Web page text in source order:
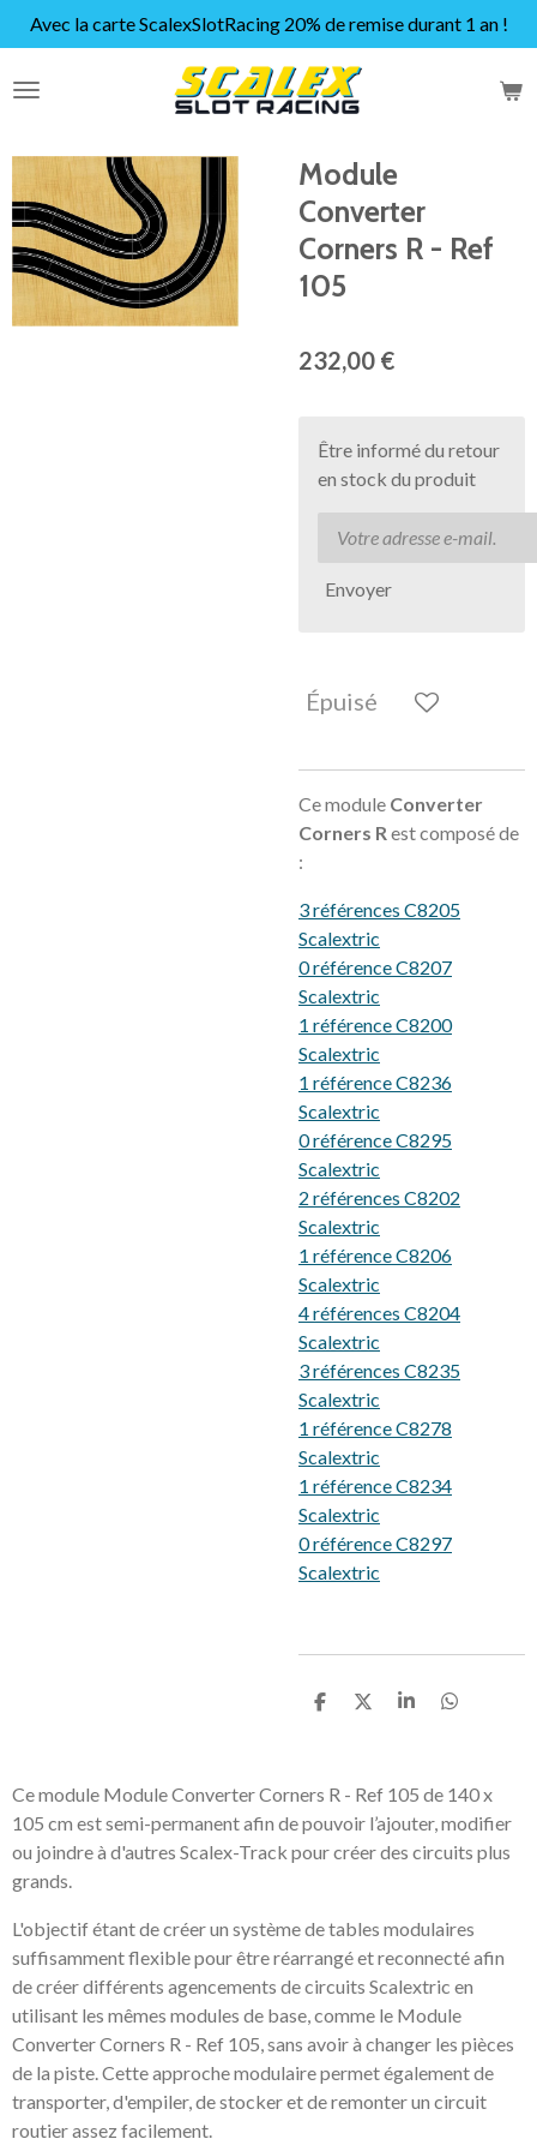
Passer
au
contenu
Avec la carte ScalexSlotRacing 20% de remise durant 1 an !
Module
Converter
Corners R - Ref
105
232,00 €
Être informé du retour
en stock du produit
Envoyer
Épuisé
Ce module Converter
Corners R est composé de
:
3 références C8205
Scalextric
0 référence C8207
Scalextric
1 référence C8200
Scalextric
1 référence C8236
Scalextric
0 référence C8295
Scalextric
2 références C8202
Scalextric
1 référence C8206
Scalextric
4 références C8204
Scalextric
3 références C8235
Scalextric
1 référence C8278
Scalextric
1 référence C8234
Scalextric
0 référence C8297
Scalextric
P
g
e
P
a
g
e
P
a
g
e
P
a
g
e
Ce module Module Converter Corners R - Ref 105 de 140 x
105 cm est semi-permanent afin de pouvoir l’ajouter, modifier
ou joindre à d'autres Scalex-Track pour créer des circuits plus
grands.
L'objectif étant de créer un système de tables modulaires
suffisamment flexible pour être réarrangé et reconnecté afin
de créer différents agencements de circuits Scalextric en
utilisant les mêmes modules de base, comme le Module
Converter Corners R - Ref 105, sans avoir à changer les pièces
de la piste. Cette approche modulaire permet également de
transporter, d'empiler, de stocker et de remonter un circuit
routier assez facilement.